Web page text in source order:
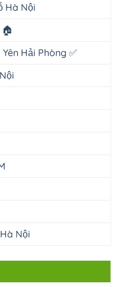
Hà Nội
Hải Phòng ✅
Nội